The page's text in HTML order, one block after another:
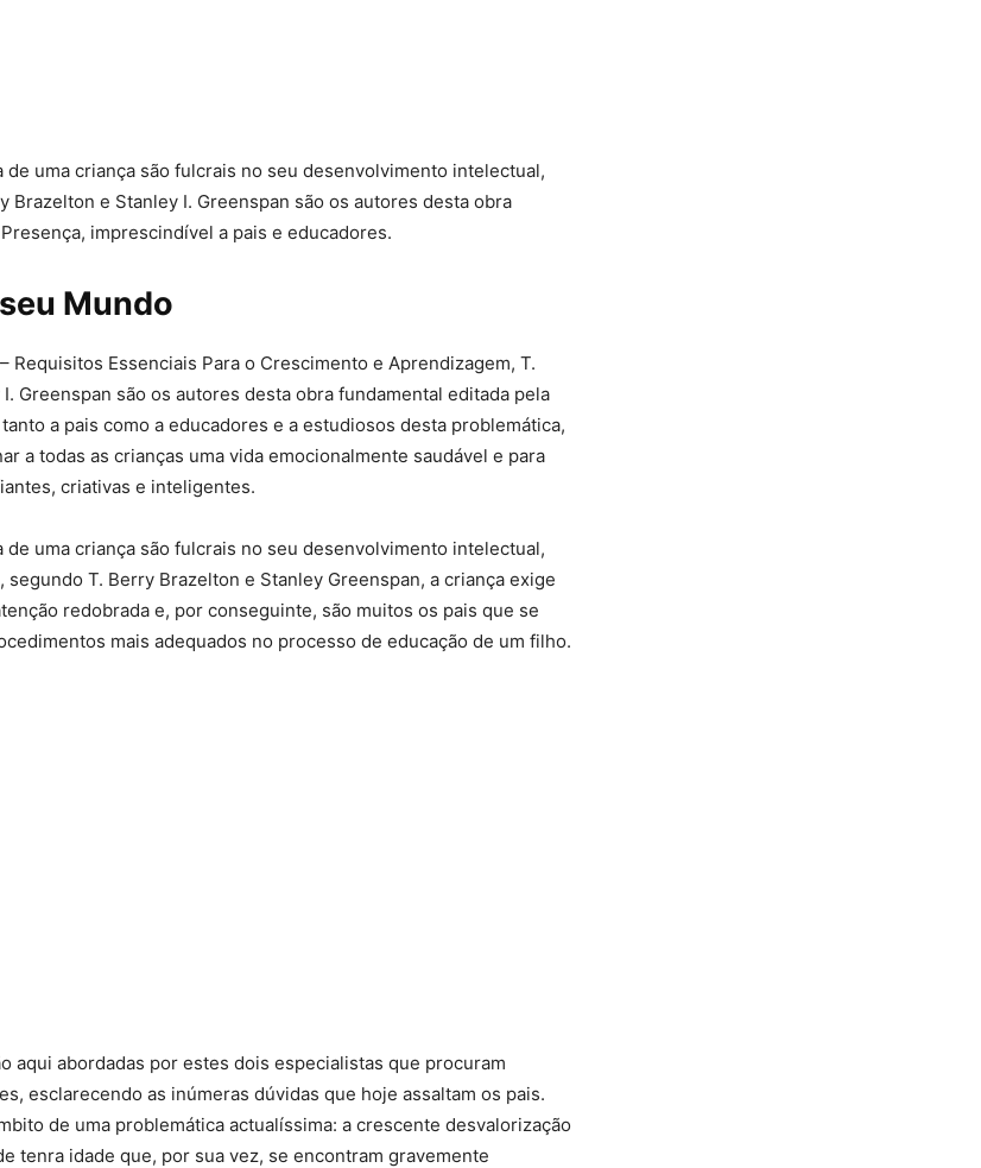
de uma criança são fulcrais no seu desenvolvimento intelectual,
Brazelton e Stanley I. Greenspan são os autores desta obra
imprescindível a pais e educadores.
Mundo
Requisitos Essenciais Para o Crescimento e Aprendizagem, T.
Greenspan são os autores desta obra fundamental editada pela
a pais como a educadores e a estudiosos desta problemática,
a todas as crianças uma vida emocionalmente saudável e para
criativas e inteligentes.
de uma criança são fulcrais no seu desenvolvimento intelectual,
segundo T. Berry Brazelton e Stanley Greenspan, a criança exige
redobrada e, por conseguinte, são muitos os pais que se
mais adequados no processo de educação de um filho.
aqui abordadas por estes dois especialistas que procuram
esclarecendo as inúmeras dúvidas que hoje assaltam os pais.
de uma problemática actualíssima: a crescente desvalorização
tenra idade que, por sua vez, se encontram gravemente